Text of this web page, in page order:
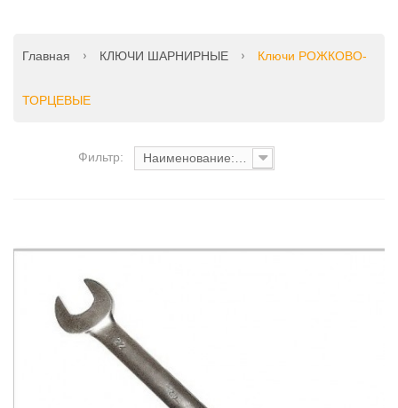
Главная КЛЮЧИ ШАРНИРНЫЕ Ключи РОЖКОВО-
ТОРЦЕВЫЕ
Фильтр: